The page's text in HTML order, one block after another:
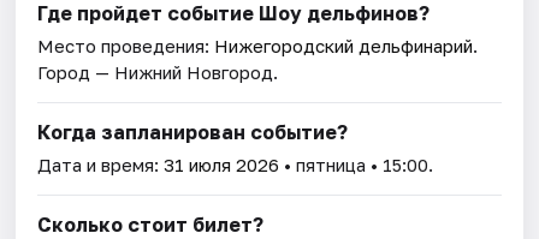
Где пройдет событие Шоу дельфинов?
Место проведения: Нижегородский дельфинарий.
Город — Нижний Новгород.
Когда запланирован событие?
Дата и время:31 июля 2026 • пятница • 15:00.
Сколько стоит билет?